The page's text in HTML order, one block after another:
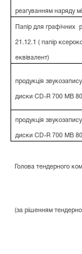
реагуванням наряду
Папір для графічних
21.12.1 ( папір
еквівалент)
продукція
диски CD-R 700 MB
продукція
диски CD-R 700 MB
Голова тендерного
(за рішенням